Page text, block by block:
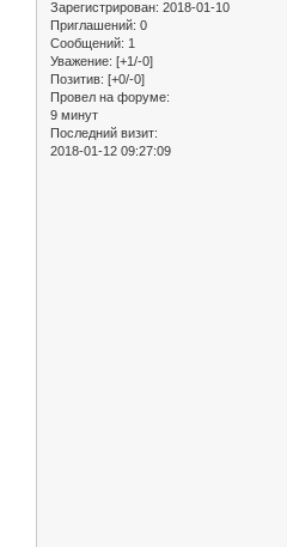
Зарегистрирован: 2018-01-10
Приглашений: 0
Сообщений: 1
Уважение: [+1/-0]
Позитив: [+0/-0]
Провел на форуме:
9 минут
Последний визит:
2018-01-12 09:27:09